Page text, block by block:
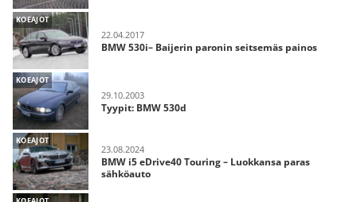
KOEAJOT
22.04.2017
BMW 530i– Baijerin paronin seitsemäs painos
KOEAJOT
29.10.2003
Tyypit: BMW 530d
KOEAJOT
23.08.2024
BMW i5 eDrive40 Touring – Luokkansa paras
sähköauto